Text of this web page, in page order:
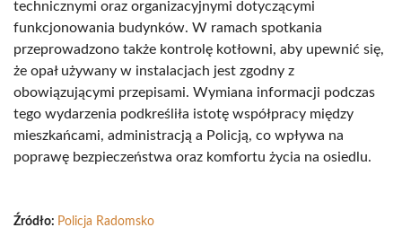
technicznymi oraz organizacyjnymi dotyczącymi
funkcjonowania budynków. W ramach spotkania
przeprowadzono także kontrolę kotłowni, aby upewnić się,
że opał używany w instalacjach jest zgodny z
obowiązującymi przepisami. Wymiana informacji podczas
tego wydarzenia podkreśliła istotę współpracy między
mieszkańcami, administracją a Policją, co wpływa na
poprawę bezpieczeństwa oraz komfortu życia na osiedlu.
Źródło: Policja Radomsko